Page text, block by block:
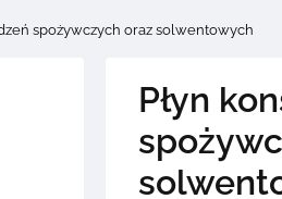
spożywczych oraz solwentowych
Płyn